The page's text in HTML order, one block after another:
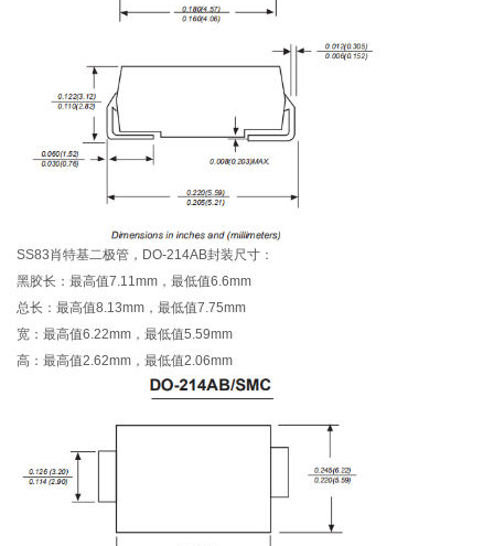
SS83肖特基二极管，DO-214AB封装尺寸：
黑胶长：最高值7.11mm，最低值6.6mm
总长：最高值8.13mm，最低值7.75mm
宽：最高值6.22mm，最低值5.59mm
高：最高值2.62mm，最低值2.06mm